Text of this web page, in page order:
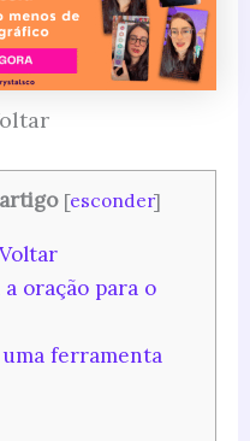
[esconder]
oração para o
ferramenta